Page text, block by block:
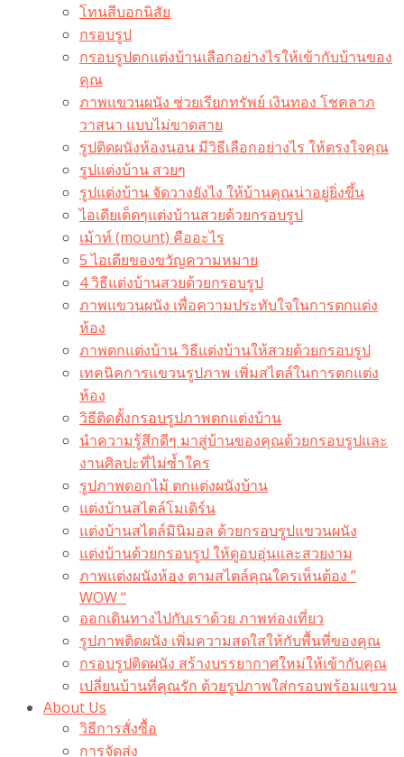
โทนสีบอกนิสัย
กรอบรูป
กรอบรูปตกแต่งบ้านเลือกอย่างไรให้เข้ากับบ้านของ
คุณ
ภาพแขวนผนัง ช่วยเรียกทรัพย์ เงินทอง โชคลาภ
วาสนา แบบไม่ขาดสาย
รูปติดผนังห้องนอน มีวิธีเลือกอย่างไร ให้ตรงใจคุณ
รูปแต่งบ้าน สวยๆ
รูปแต่งบ้าน จัดวางยังไง ให้บ้านคุณน่าอยู่ยิ่งขึ้น
ไอเดียเด็ดๆแต่งบ้านสวยด้วยกรอบรูป
เม้าท์ (mount) คืออะไร​
5 ไอเดียของขวัญความหมาย
4 วิธีแต่งบ้านสวยด้วยกรอบรูป
ภาพแขวนผนัง เพื่อความประทับใจในการตกแต่ง
ห้อง
ภาพตกแต่งบ้าน วิธีแต่งบ้านให้สวยด้วยกรอบรูป
เทคนิคการแขวนรูปภาพ เพิ่มสไตล์ในการตกแต่ง
ห้อง
วิธีติดตั้งกรอบรูปภาพตกแต่งบ้าน
นำความรู้สึกดีๆ มาสู่บ้านของคุณด้วยกรอบรูปและ
งานศิลปะที่ไม่ซ้ำใคร
รูปภาพดอกไม้ ตกแต่งผนังบ้าน
แต่งบ้านสไตล์โมเดิร์น
แต่งบ้านสไตล์มินิมอล ด้วยกรอบรูปแขวนผนัง
แต่งบ้านด้วยกรอบรูป ให้ดูอบอุ่นและสวยงาม
ภาพแต่งผนังห้อง ตามสไตล์คุณใครเห็นต้อง ”
WOW “
ออกเดินทางไปกับเราด้วย ภาพท่องเที่ยว
รูปภาพติดผนัง เพิ่มความสดใสให้กับพื้นที่ของคุณ
กรอบรูปติดผนัง สร้างบรรยากาศใหม่ให้เข้ากับคุณ
เปลี่ยนบ้านที่คุณรัก ด้วยรูปภาพใส่กรอบพร้อมแขวน​
About Us
วิธีการสั่งซื้อ
การจัดส่ง